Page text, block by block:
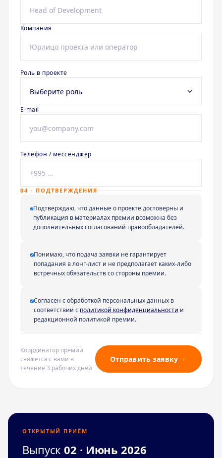
Компания
Роль в проекте
E-mail
Телефон / мессенджер
04 · ПОДТВЕРЖДЕНИЯ
Подтверждаю, что данные о проекте достоверны и
публикация в материалах премии возможна без
дополнительных согласований правообладателей.
Понимаю, что подача заявки не гарантирует
попадания в лонг-лист и не предполагает каких-либо
встречных обязательств со стороны премии.
Согласен с обработкой персональных данных в
соответствии с политикой конфиденциальности и
редакционной политикой премии.
Координатор премии
свяжется с вами в
течение 3 рабочих дней
Отправить заявку
ОТКРЫТЫЙ ПРИЁМ
Выпуск02 · Июнь 2026